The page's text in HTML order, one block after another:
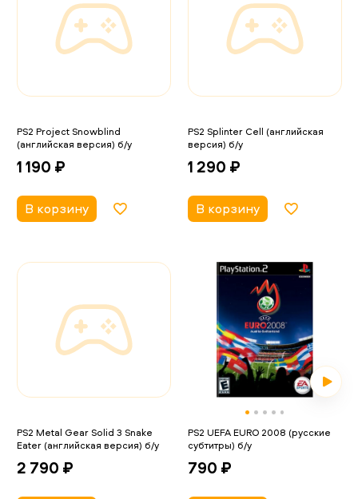
PS2 Project Snowblind
(английская версия) б/у
1 190 ₽
В корзину
PS2 Splinter Cell (английская
версия) б/у
1 290 ₽
В корзину
PS2 Metal Gear Solid 3 Snake
Eater (английская версия) б/у
2 790 ₽
PS2 UEFA EURO 2008 (русские
субтитры) б/у
790 ₽